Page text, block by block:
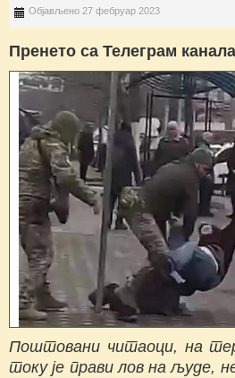
Објављено 27 фебруар 2023
Пренето са Телеграм
Поштовани читаоци, на
току је прави лов на људе,